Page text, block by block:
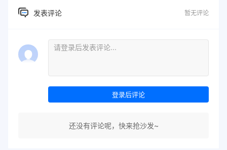
发表评论 暂无评论
登录后评论
还没有评论呢，快来抢沙发~